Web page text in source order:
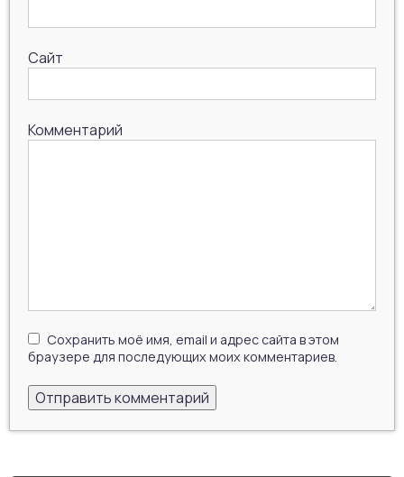
Сайт
Комментарий
Сохранить моё имя, email и адрес сайта в этом
браузере для последующих моих комментариев.